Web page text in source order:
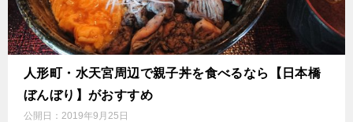
人形町・水天宮周辺で親子丼を食べるなら【日本橋
ぼんぼり】がおすすめ
公開日： 2019年9月25日